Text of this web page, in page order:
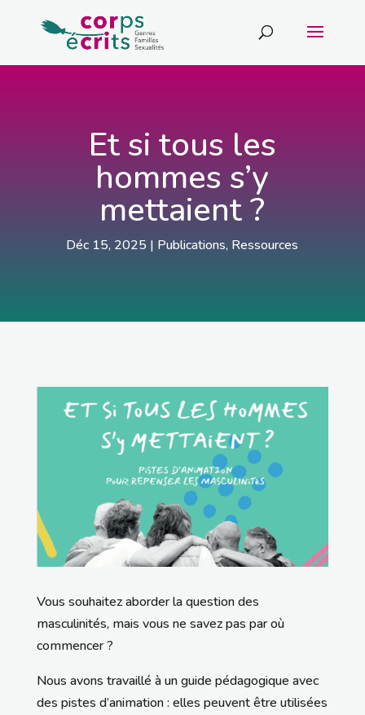
Et si tous les
hommes s’y
mettaient ?
Déc 15, 2025 | Publications, Ressources
Vous souhaitez aborder la question des
masculinités, mais vous ne savez pas par où
commencer ?
Nous avons travaillé à un guide pédagogique avec
des pistes d’animation : elles peuvent être utilisées